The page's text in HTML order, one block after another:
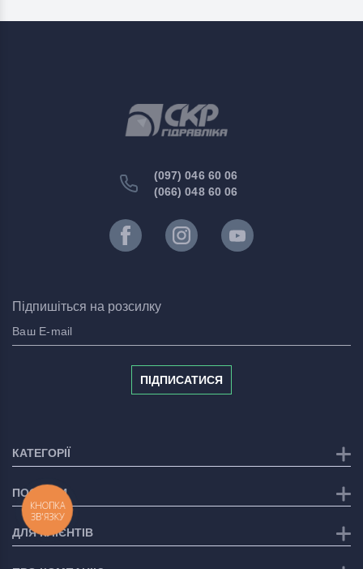
(097) 046 60 06
(066) 048 60 06
Підпишіться на розсилку
ПІДПИСАТИСЯ
КАТЕГОРІЇ
ПОСЛУГИ
ДЛЯ КЛІЄНТІВ
КНОПКА
ЗВ'ЯЗКУ